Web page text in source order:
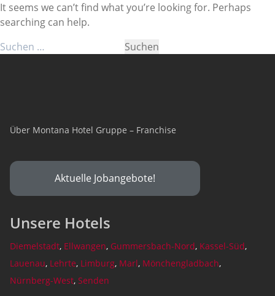
It seems we can’t find what you’re looking for. Perhaps
searching can help.
Suchen
Über Montana Hotel Gruppe – Franchise
Aktuelle Jobangebote!
Unsere Hotels
Diemelstadt, Ellwangen, Gummersbach-Nord, Kassel-Süd,
Lauenau, Lehrte, Limburg, Marl, Mönchengladbach,
Nürnberg-West, Senden